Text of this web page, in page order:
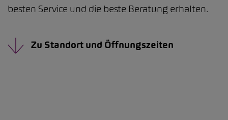
besten Service und die beste Beratung erhalten.
Zu Standort und Öffnungszeiten